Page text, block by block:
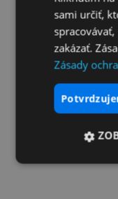
sami určiť,
zakázať.
Zásady